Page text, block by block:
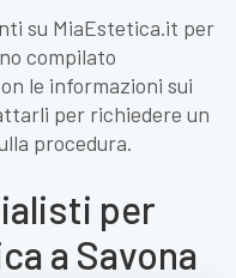
su MiaEstetica.it per
compilato
le informazioni sui
per richiedere un
procedura.
per
a Savona